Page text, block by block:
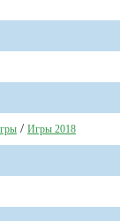
/ Игры 2018